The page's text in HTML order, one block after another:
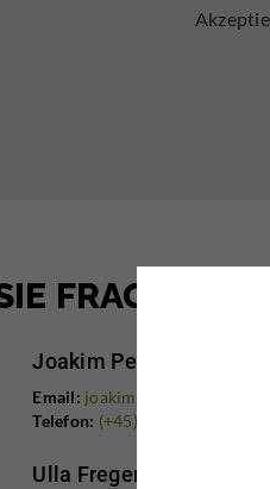
FRAGEN?
Joakim Pedersen
Email: joakim@diana.dk
Telefon: (+45) 63 21 10 26
Ulla Fregerslev